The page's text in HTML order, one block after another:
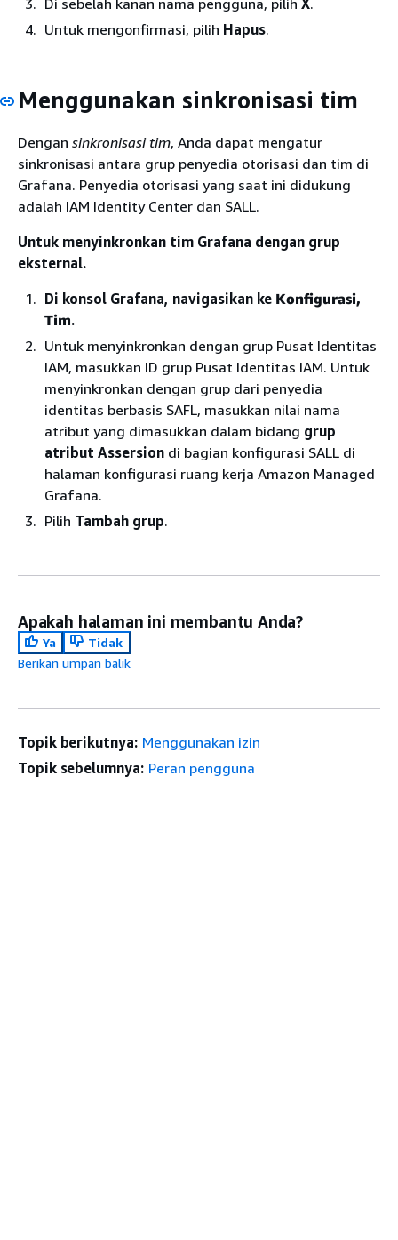
Di sebelah kanan nama pengguna, pilih X.
Untuk mengonfirmasi, pilih Hapus.
Menggunakan sinkronisasi tim
Dengan sinkronisasi tim, Anda dapat mengatur
sinkronisasi antara grup penyedia otorisasi dan tim di
Grafana. Penyedia otorisasi yang saat ini didukung
adalah IAM Identity Center dan SALL.
Untuk menyinkronkan tim Grafana dengan grup
eksternal.
Di konsol Grafana, navigasikan ke Konfigurasi,
Tim.
Untuk menyinkronkan dengan grup Pusat Identitas
IAM, masukkan ID grup Pusat Identitas IAM. Untuk
menyinkronkan dengan grup dari penyedia
identitas berbasis SAFL, masukkan nilai nama
atribut yang dimasukkan dalam bidang grup
atribut Assersion di bagian konfigurasi SALL di
halaman konfigurasi ruang kerja Amazon Managed
Grafana.
Pilih Tambah grup.
Apakah halaman ini membantu Anda?
Ya
Tidak
Berikan umpan balik
Topik berikutnya: Menggunakan izin
Topik sebelumnya: Peran pengguna